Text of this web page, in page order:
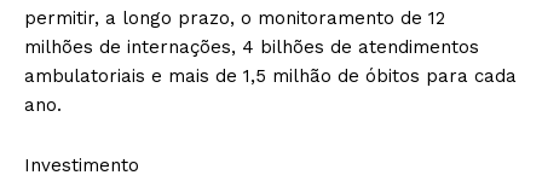
permitir, a longo prazo, o monitoramento de 12
milhões de internações, 4 bilhões de atendimentos
ambulatoriais e mais de 1,5 milhão de óbitos para cada
ano.
Investimento